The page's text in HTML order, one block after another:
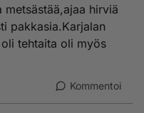
hirviä
pakkasia.Karjalan
tehtaita oli myös
Kommentoi